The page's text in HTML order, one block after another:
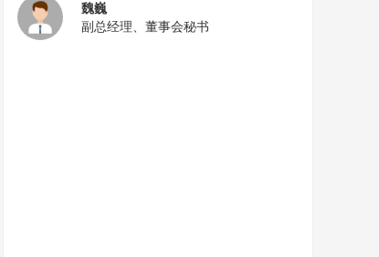
魏巍
副总经理、董事会秘书